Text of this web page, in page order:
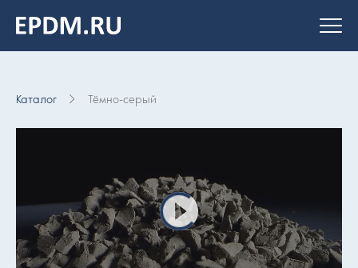
На главную
страницу
Каталог Тёмно-серый